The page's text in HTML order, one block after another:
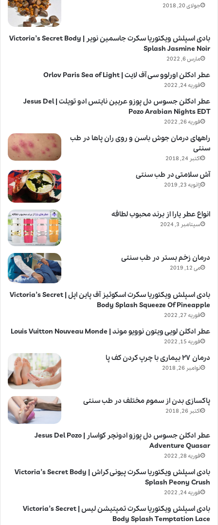
جولای 20, 2018
بادی اسپلش ویکتوریا سکرت جاسمین نویر | Victoria’s Secret Body
Splash Jasmine Noir
مارس 6, 2022
عطر ادکلن اورلوو سی آف لایت | Orlov Paris Sea of Light
فوریه 24, 2022
عطر ادکلن جسوس دل پوزو عربین نایتس ادو تویلت | Jesus Del
Pozo Arabian Nights EDT
فوریه 26, 2022
راههای درمان جوش باسن و روی ران پاها در طب
سنتی
اکتبر 24, 2018
آش سلامتی در طب سنتی
ژانویه 23, 2019
انواع عطر یارا از برند محبوب لطافه
سپتامبر 3, 2024
درمان زخم بستر در طب سنتی
می 12, 2019
بادی اسپلش ویکتوریا سکرت اسکوئیز آف پاین اپل | Victoria’s Secret
Body Splash Squeeze Of Pineapple
فوریه 27, 2022
عطر ادکلن لویی ویتون نوویو موند | Louis Vuitton Nouveau Monde
فوریه 15, 2022
درمان ۲۷ بیماری با چرپ کردن کف پا
نوامبر 26, 2018
پاکسازی بدن از سموم مختلف در طب سنتی
اکتبر 26, 2018
عطر ادکلن جسوس دل پوزو ادونچر کواسار | Jesus Del Pozo
Adventure Quasar
فوریه 28, 2022
بادی اسپلش ویکتوریا سکرت پیونی کراش | Victoria’s Secret Body
Splash Peony Crush
فوریه 24, 2022
بادی اسپلش ویکتوریا سکرت تمپتیشن لیس | Victoria’s Secret
Body Splash Temptation Lace